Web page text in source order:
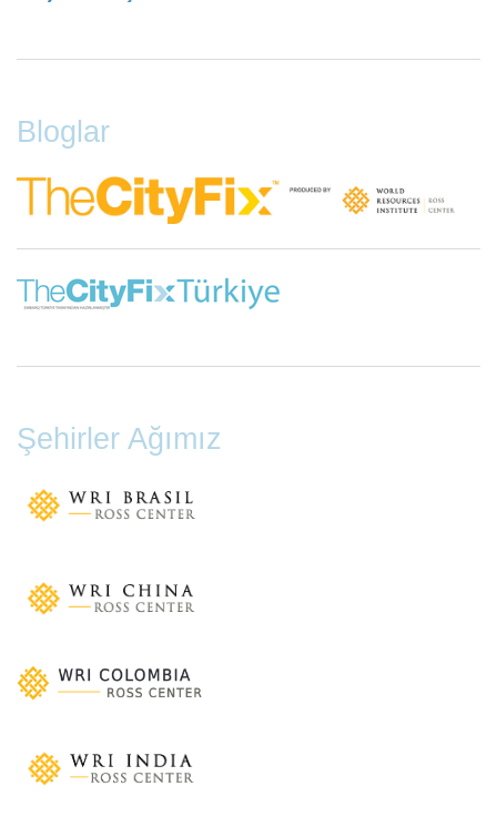
Bloglar
Şehirler Ağımız